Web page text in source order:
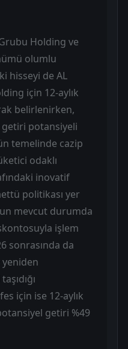
Holding ve
olumlu
hisseyi de AL
için 12-aylık
belirlenirken,
potansiyeli
temelinde cazip
odaklı
inovatif
politikası yer
mevcut durumda
işlem
sonrasında da
için ise 12-aylık
getiri %49